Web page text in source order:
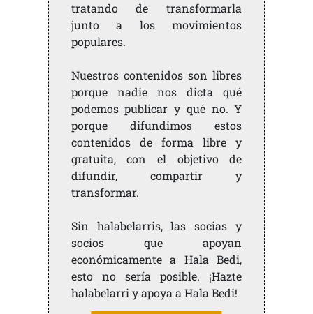
tratando de transformarla
junto a los movimientos
populares.
Nuestros contenidos son libres
porque nadie nos dicta qué
podemos publicar y qué no. Y
porque difundimos estos
contenidos de forma libre y
gratuita, con el objetivo de
difundir, compartir y
transformar.
Sin halabelarris, las socias y
socios que apoyan
económicamente a Hala Bedi,
esto no sería posible. ¡Hazte
halabelarri y apoya a Hala Bedi!